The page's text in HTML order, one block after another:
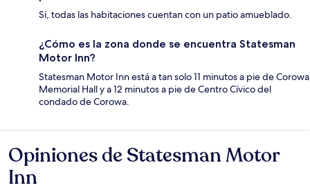
Sí, todas las habitaciones cuentan con un patio amueblado.
¿Cómo es la zona donde se encuentra Statesman
Motor Inn?
Statesman Motor Inn está a tan solo 11 minutos a pie de Corowa
Memorial Hall y a 12 minutos a pie de Centro Cívico del
condado de Corowa.
Opiniones
Opiniones de Statesman Motor
Inn